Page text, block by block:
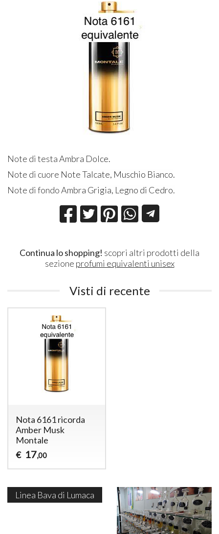
Note di testaAmbra Dolce.
Note di cuore Note Talcate, Muschio Bianco.
Note di fondo Ambra Grigia, Legno di Cedro.
Continua lo shopping! scopri altri prodotti della
sezione profumi equivalenti unisex
Visti di recente
Nota 6161 ricorda
Amber Musk
Montale
€ 17,00
Linea Bava di Lumaca